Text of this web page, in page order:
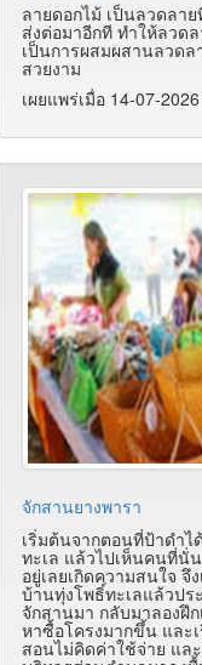
ลายดอกไม้ เป็นลวดลา
ส่งต่อมาอีกที ทำให้ลวด
เป็นการผสมผสานลวดล
สวยงาม
เผยแพร่เมื่อ 14-07-
จักสานยางพารา
เริ่มต้นจากตอนที่ป้าดำ
ทะเล แล้วไปเห็นคนที่นั่
อยู่เลยเกิดความสนใจ จึ
บ้านทุ่งโพธิ์ทะเลแล้วป
จักสานมา กลับมาลองฝึ
หาซื้อโครงมากขึ้น และ
สอนไม่คิดค่าใช้จ่าย แล